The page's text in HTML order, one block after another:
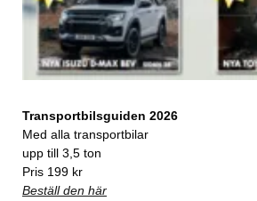
Transportbilsguiden 2026
Med alla transportbilar
upp till 3,5 ton
Pris 199 kr
Beställ den här